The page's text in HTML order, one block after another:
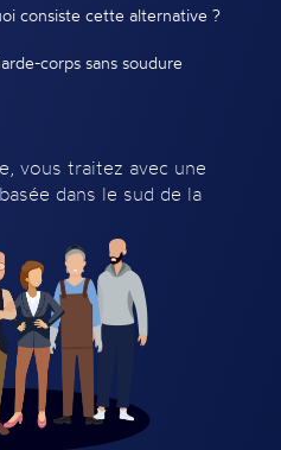
consiste cette alternative ?
corps sans soudure
vous traitez avec une
dans le sud de la